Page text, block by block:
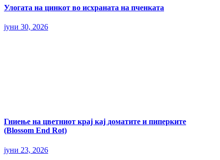
Улогата на цинкот во исхраната на пченката
јуни 30, 2026
Гниење на цветниот крај кај доматите и пиперките
(Blossom End Rot)
јуни 23, 2026